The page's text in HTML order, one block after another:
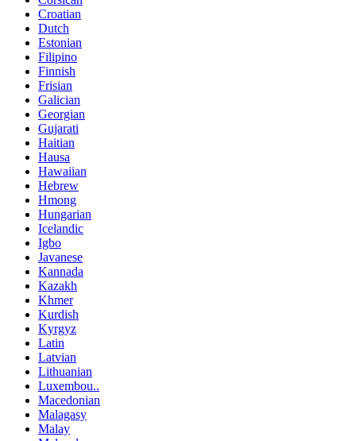
Croatian
Dutch
Estonian
Filipino
Finnish
Frisian
Galician
Georgian
Gujarati
Haitian
Hausa
Hawaiian
Hebrew
Hmong
Hungarian
Icelandic
Igbo
Javanese
Kannada
Kazakh
Khmer
Kurdish
Kyrgyz
Latin
Latvian
Lithuanian
Luxembou..
Macedonian
Malagasy
Malay